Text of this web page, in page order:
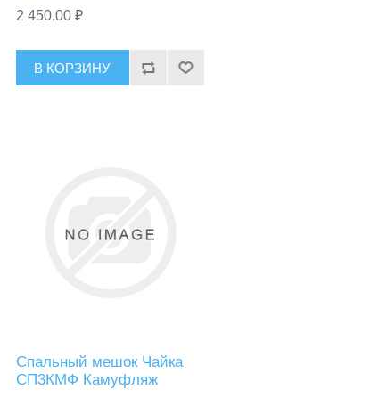
2 450,00 ₽
В КОРЗИНУ
Спальный мешок Чайка
СП3КМФ Камуфляж